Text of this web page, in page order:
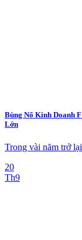
Bùng Nổ Kinh Doanh
Lớn
Trong vài năm trở
20
Th9